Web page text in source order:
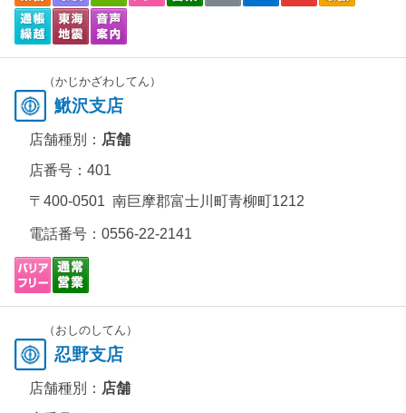
（かじかざわしてん）
鰍沢支店
店舗種別： 店舗
店番号：401
〒400-0501 南巨摩郡富士川町青柳町1212
電話番号： 0556-22-2141
（おしのしてん）
忍野支店
店舗種別： 店舗